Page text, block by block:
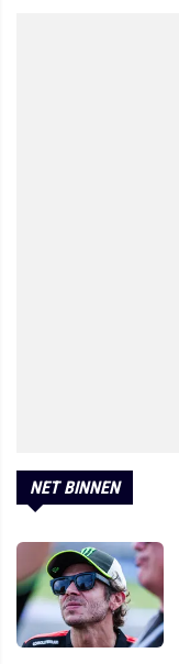
NET BINNEN